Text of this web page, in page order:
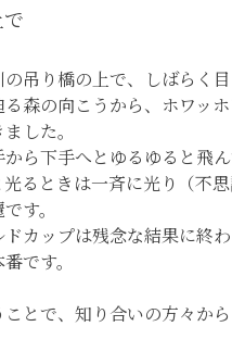
吊り橋の上で、しばらく
森の向こうから、ホワッ
した。
ら下手へとゆるゆると飛
るときは一斉に光り（不
す。
カップは残念な結果に終
です。
とで、知り合いの方々か